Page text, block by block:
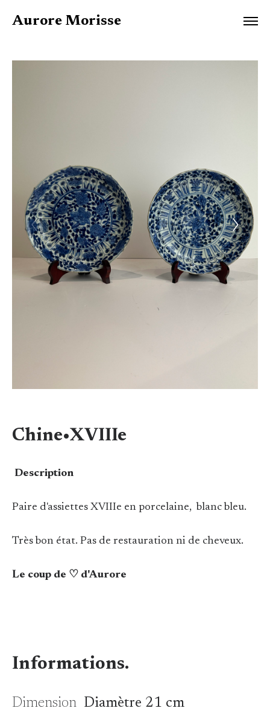
Aurore Morisse
Chine•XVIIIe
Description
Paire d'assiettes XVIIIe en porcelaine, blanc bleu.
Très bon état. Pas de restauration ni de cheveux.
Le coup de ♡ d'Aurore
Informations.
DimensionDiamètre 21 cm